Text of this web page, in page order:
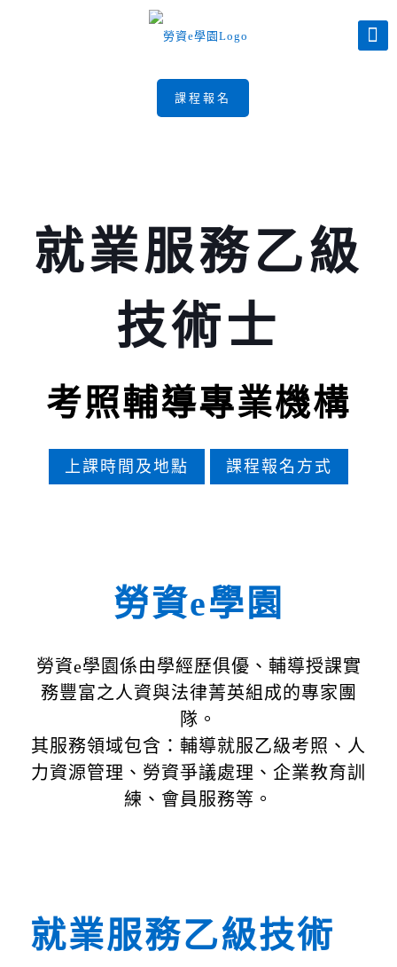
課程報名
就業服務乙級
技術士
考照輔導專業機構
上課時間及地點 課程報名方式
勞資e學園
勞資e學園係由學經歷俱優、輔導授課實
務豐富之人資與法律菁英組成的專家團
隊。
其服務領域包含：輔導就服乙級考照、人
力資源管理、勞資爭議處理、企業教育訓
練、會員服務等。
就業服務乙級技術